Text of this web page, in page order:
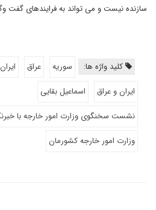
سازنده نیست و می تواند به فرایندهای گفت
کلید واژه ها: سوریه عراق
ایران و عراق
اسماعیل بقایی
نشست سخنگوی وزارت امور خارجه با
وزارت امور خارجه کشورمان